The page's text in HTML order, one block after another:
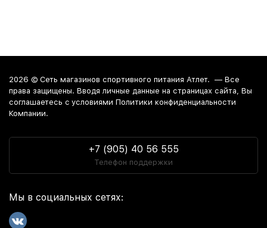
2026 © Сеть магазинов спортивного питания Атлет. — Все
права защищены. Вводя личные данные на страницах сайта, Вы
соглашаетесь c условиями Политики конфиденциальности
Компании.
+7 (905) 40 56 555
Телефон поддержки
Мы в социальных сетях: